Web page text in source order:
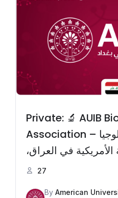
Private: 🔬 AUIB
Association – جمعية التكنولوجيا
الأمريكية في العراق،
بغداد
27
By American